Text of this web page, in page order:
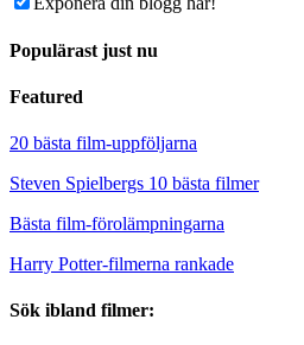
Populärast just nu
Featured
20 bästa film-uppföljarna
Steven Spielbergs 10 bästa filmer
Bästa film-förolämpningarna
Harry Potter-filmerna rankade
Sök ibland filmer: